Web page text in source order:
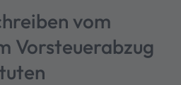
vom
Vorsteuerabzug